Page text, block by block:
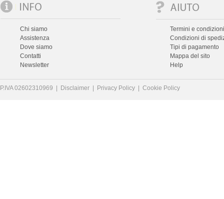
Chi siamo
Assistenza
Dove siamo
Contatti
Newsletter
Termini e
Condizioni di
Tipi di pagamento
Mappa del sito
Help
P.IVA 02602310969 | Disclaimer Privacy Policy Cookie Policy